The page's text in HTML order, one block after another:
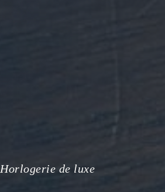
Horlogerie de luxe